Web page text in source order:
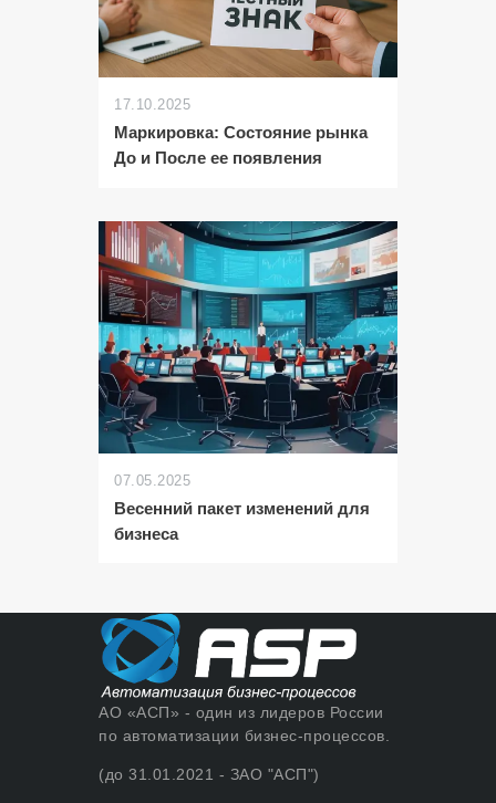
17.10.2025
Маркировка: Состояние рынка
До и После ее появления
07.05.2025
Весенний пакет изменений для
бизнеса
АО «АСП» - один из лидеров России
по автоматизации бизнес-процессов.
(до 31.01.2021 - ЗАО "АСП")